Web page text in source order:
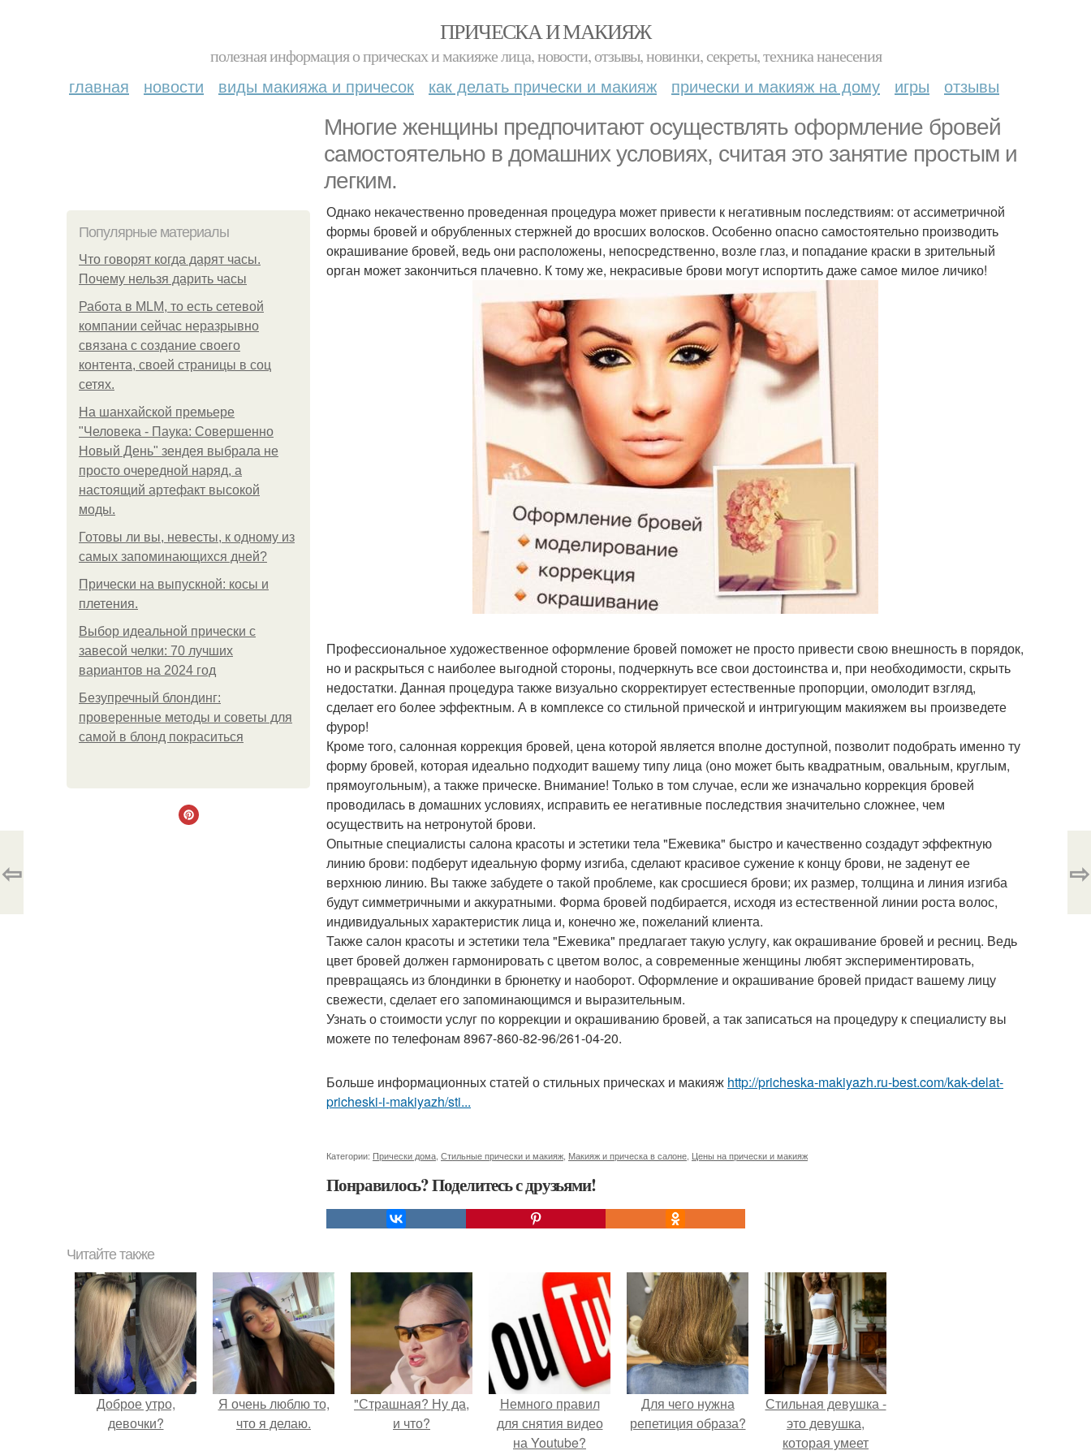
ПРИЧЕСКА И МАКИЯЖ
полезная информация о прическах и макияже лица, новости, отзывы, новинки, секреты, техника нанесения
главная новости виды макияжа и причесок как делать прически и макияж прически и макияж на дому игры отзывы
Многие женщины предпочитают осуществлять оформление бровей
самостоятельно в домашних условиях, считая это занятие простым и
легким.
Популярные материалы
Что говорят когда дарят часы.
Почему нельзя дарить часы
Работа в MLM, то есть сетевой
компании сейчас неразрывно
связана с создание своего
контента, своей страницы в соц
сетях.
На шанхайской премьере
"Человека - Паука: Совершенно
Новый День" зендея выбрала не
просто очередной наряд, а
настоящий артефакт высокой
моды.
Готовы ли вы, невесты, к одному из
самых запоминающихся дней?
Прически на выпускной: косы и
плетения.
Выбор идеальной прически с
завесой челки: 70 лучших
вариантов на 2024 год
Безупречный блондинг:
проверенные методы и советы для
самой в блонд покраситься
Однако некачественно проведенная процедура может привести к негативным последствиям: от ассиметричной
формы бровей и обрубленных стержней до вросших волосков. Особенно опасно самостоятельно производить
окрашивание бровей, ведь они расположены, непосредственно, возле глаз, и попадание краски в зрительный
орган может закончиться плачевно. К тому же, некрасивые брови могут испортить даже самое милое личико!
Профессиональное художественное оформление бровей поможет не просто привести свою внешность в порядок,
но и раскрыться с наиболее выгодной стороны, подчеркнуть все свои достоинства и, при необходимости, скрыть
недостатки. Данная процедура также визуально скорректирует естественные пропорции, омолодит взгляд,
сделает его более эффектным. А в комплексе со стильной прической и интригующим макияжем вы произведете
фурор!
Кроме того, салонная коррекция бровей, цена которой является вполне доступной, позволит подобрать именно ту
форму бровей, которая идеально подходит вашему типу лица (оно может быть квадратным, овальным, круглым,
прямоугольным), а также прическе. Внимание! Только в том случае, если же изначально коррекция бровей
проводилась в домашних условиях, исправить ее негативные последствия значительно сложнее, чем
осуществить на нетронутой брови.
Опытные специалисты салона красоты и эстетики тела "Ежевика" быстро и качественно создадут эффектную
линию брови: подберут идеальную форму изгиба, сделают красивое сужение к концу брови, не заденут ее
верхнюю линию. Вы также забудете о такой проблеме, как сросшиеся брови; их размер, толщина и линия изгиба
будут симметричными и аккуратными. Форма бровей подбирается, исходя из естественной линии роста волос,
индивидуальных характеристик лица и, конечно же, пожеланий клиента.
Также салон красоты и эстетики тела "Ежевика" предлагает такую услугу, как окрашивание бровей и ресниц. Ведь
цвет бровей должен гармонировать с цветом волос, а современные женщины любят экспериментировать,
превращаясь из блондинки в брюнетку и наоборот. Оформление и окрашивание бровей придаст вашему лицу
свежести, сделает его запоминающимся и выразительным.
Узнать о стоимости услуг по коррекции и окрашиванию бровей, а так записаться на процедуру к специалисту вы
можете по телефонам 8967-860-82-96/261-04-20.
Больше информационных статей о стильных прическах и макияж http://pricheska-makiyazh.ru-best.com/kak-delat-
pricheski-i-makiyazh/sti...
Категории: Прически дома Стильные прически и макияж Макияж и прическа в салоне Цены на прически и макияж
Понравилось? Поделитесь с друзьями!
⇦ ⇨
Читайте также
Доброе утро,
девочки?
Я очень люблю то,
что я делаю.
"Страшная? Ну да,
и что?
Немного правил
для снятия видео
на Youtube?
Для чего нужна
репетиция образа?
Стильная девушка -
это девушка,
которая умеет